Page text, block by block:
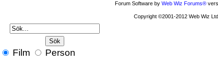
Forum Software by Web Wiz Forums®
Copyright ©2001-2012 Web Wiz
Film Person